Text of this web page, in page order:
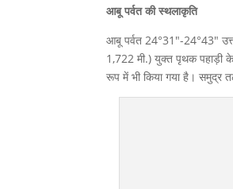
आबू पर्वत की स्थलाकृति
आबू पर्वत 24°31″-24°43″
1,722 मी.) युक्त पृथक पहाड़ी
रूप में भी किया गया है। समुद्र